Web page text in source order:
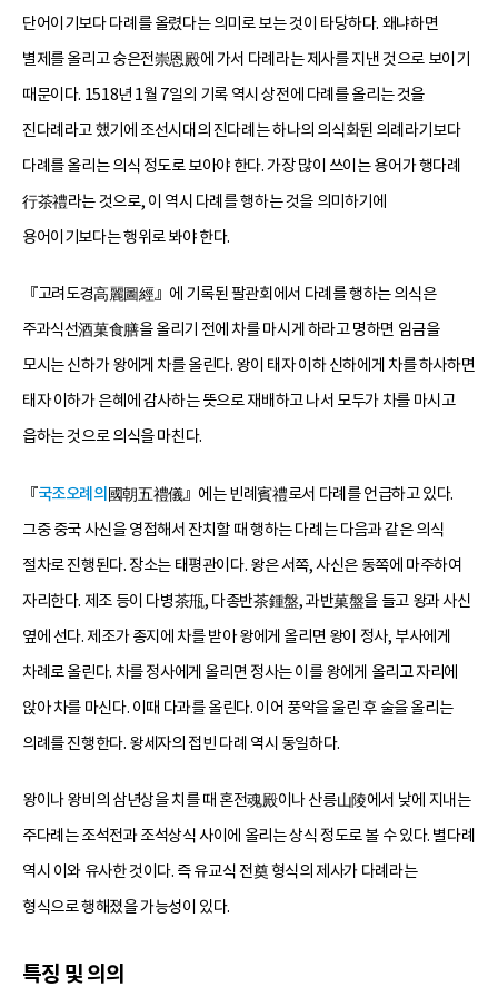
단어이기보다 다례를 올렸다는 의미로 보는 것이 타당하다. 왜냐하면
별제를 올리고 숭은전崇恩殿에 가서 다례라는 제사를 지낸 것으로 보이기
때문이다. 1518년 1월 7일의 기록 역시 상전에 다례를 올리는 것을
진다례라고 했기에 조선시대의 진다례는 하나의 의식화된 의례라기보다
다례를 올리는 의식 정도로 보아야 한다. 가장 많이 쓰이는 용어가 행다례
行茶禮라는 것으로, 이 역시 다례를 행하는 것을 의미하기에
용어이기보다는 행위로 봐야 한다.
『고려도경高麗圖經』에 기록된 팔관회에서 다례를 행하는 의식은
주과식선酒菓食膳을 올리기 전에 차를 마시게 하라고 명하면 임금을
모시는 신하가 왕에게 차를 올린다. 왕이 태자 이하 신하에게 차를 하사하면
태자 이하가 은혜에 감사하는 뜻으로 재배하고 나서 모두가 차를 마시고
읍하는 것으로 의식을 마친다.
『국조오례의 國朝五禮儀』에는 빈례賓禮로서 다례를 언급하고 있다.
그중 중국 사신을 영접해서 잔치할 때 행하는 다례는 다음과 같은 의식
절차로 진행된다. 장소는 태평관이다. 왕은 서쪽, 사신은 동쪽에 마주하여
자리한다. 제조 등이 다병茶甁, 다종반茶鍾盤, 과반菓盤을 들고 왕과 사신
옆에 선다. 제조가 종지에 차를 받아 왕에게 올리면 왕이 정사, 부사에게
차례로 올린다. 차를 정사에게 올리면 정사는 이를 왕에게 올리고 자리에
앉아 차를 마신다. 이때 다과를 올린다. 이어 풍악을 울린 후 술을 올리는
의례를 진행한다. 왕세자의 접빈 다례 역시 동일하다.
왕이나 왕비의 삼년상을 치를 때 혼전魂殿이나 산릉山陵에서 낮에 지내는
주다례는 조석전과 조석상식 사이에 올리는 상식 정도로 볼 수 있다. 별다례
역시 이와 유사한 것이다. 즉 유교식 전奠 형식의 제사가 다례라는
형식으로 행해졌을 가능성이 있다.
특징 및 의의